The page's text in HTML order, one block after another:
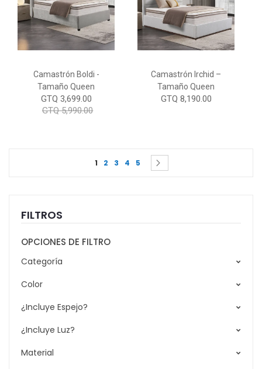
Camastrón Boldi -
Tamaño Queen
GTQ 3,699.00
GTQ 5,990.00
Camastrón Irchid –
Tamaño Queen
GTQ 8,190.00
Page
You're currently reading page
1 Page
2 Page
3 Page
4 Page
5 Page
FILTROS
OPCIONES DE FILTRO
Categoría
Color
¿Incluye Espejo?
¿Incluye Luz?
Material